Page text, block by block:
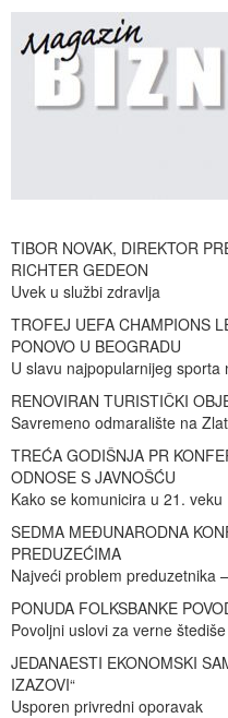
TIBOR NOVAK, DIREKTOR
RICHTER GEDEON
Uvek u službi zdravlja
TROFEJ UEFA CHAMPIONS
PONOVO U BEOGRADU
U slavu najpopularnijeg sporta
RENOVIRAN TURISTIČKI
Savremeno odmaralište na
TREĆA GODIŠNJA PR
ODNOSE S JAVNOŠĆU
Kako se komunicira u 21. veku
SEDMA MEĐUNARODNA
PREDUZEĆIMA
Najveći problem preduzetnika
PONUDA FOLKSBANKE
Povoljni uslovi za verne štediše
JEDANAESTI EKONOMSKI
IZAZOVI“
Usporen privredni oporavak